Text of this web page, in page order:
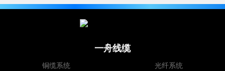
一舟线缆
铜缆系统
光纤系统